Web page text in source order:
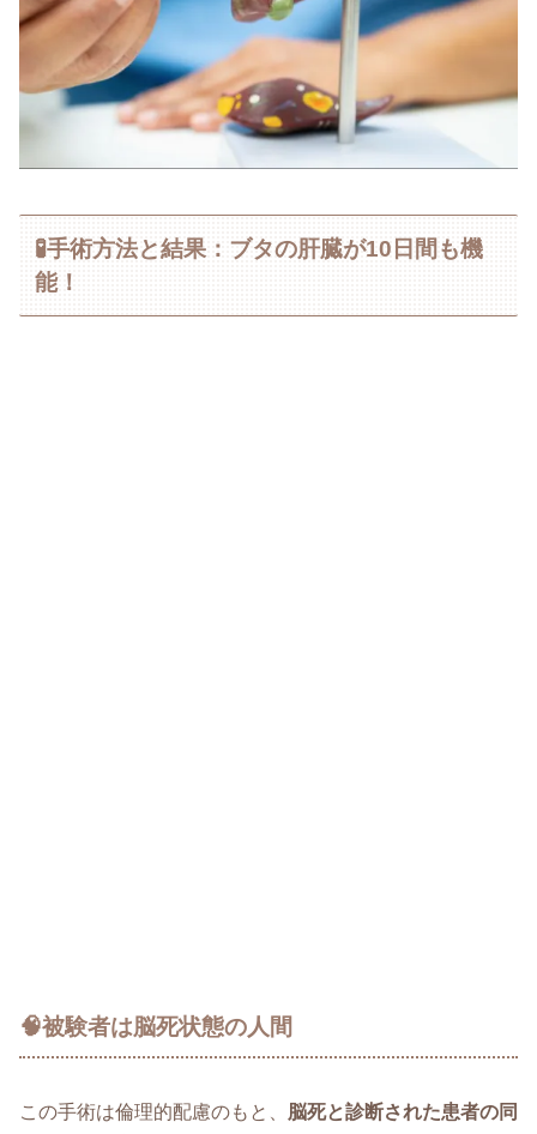
🧪手術方法と結果：ブタの肝臓が10日間も機
能！
🧠被験者は脳死状態の人間
この手術は倫理的配慮のもと、 脳死と診断された患者の同